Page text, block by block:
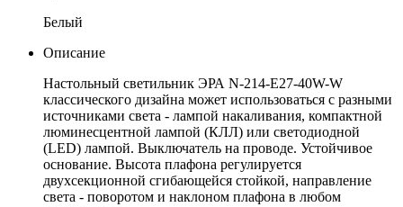
Белый
Описание
Настольный светильник ЭРА N-214-E27-40W-W
классического дизайна может использоваться с разными
источниками света - лампой накаливания, компактной
люминесцентной лампой (КЛЛ) или светодиодной
(LED) лампой. Выключатель на проводе. Устойчивое
основание. Высота плафона регулируется
двухсекционной сгибающейся стойкой, направление
света - поворотом и наклоном плафона в любом